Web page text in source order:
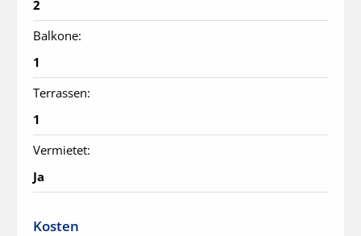
2
Balkone:
1
Terrassen:
1
Vermietet:
Ja
Kosten